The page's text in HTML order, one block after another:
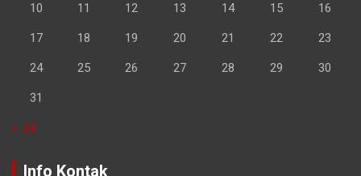
10 11 12 13 14 15 16
17 18 19 20 21 22 23
24 25 26 27 28 29 30
31
« Jul
Info Kontak